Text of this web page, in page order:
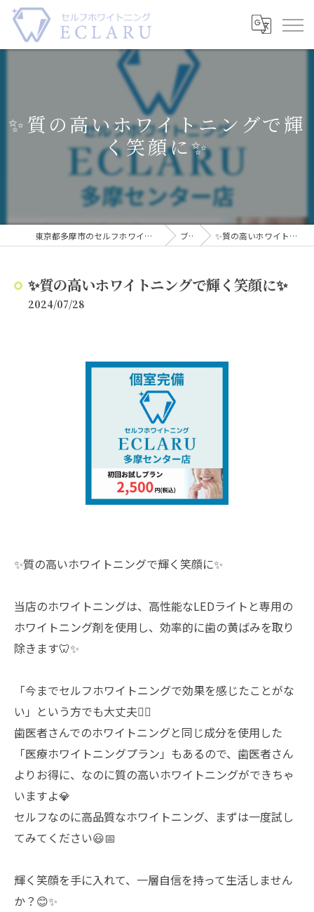
✨質の高いホワイトニングで輝
く笑顔に✨
東京都多摩市のセルフホワイトニングならECLARU-エクラル- ブログ ✨質の高いホワイトニングで輝く笑顔に✨
✨質の高いホワイトニングで輝く笑顔に✨
2024/07/28
✨質の高いホワイトニングで輝く笑顔に✨
当店のホワイトニングは、高性能なLEDライトと専用の
ホワイトニング剤を使用し、効率的に歯の黄ばみを取り
除きます🦷✨
「今までセルフホワイトニングで効果を感じたことがな
い」という方でも大丈夫🙆‍♂️
歯医者さんでのホワイトニングと同じ成分を使用した
「医療ホワイトニングプラン」もあるので、歯医者さん
よりお得に、なのに質の高いホワイトニングができちゃ
いますよ💎
セルフなのに高品質なホワイトニング、まずは一度試し
てみてください😃📅
輝く笑顔を手に入れて、一層自信を持って生活しません
か？😊✨